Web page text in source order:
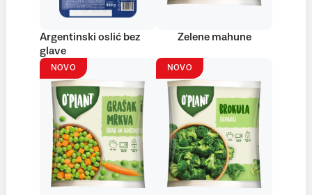
Argentinski oslić bez
glave
Zelene mahune
NOVO NOVO